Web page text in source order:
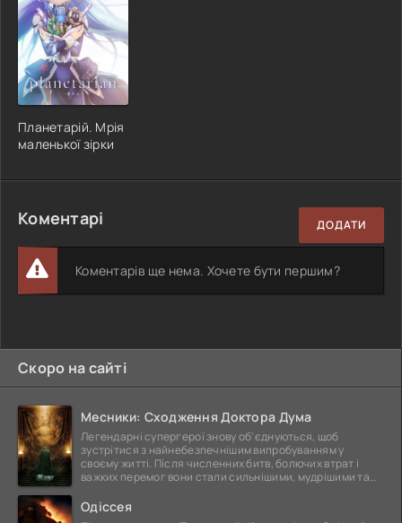
Планетарій. Мрія
маленької зірки
Коментарі ДОДАТИ
Коментарів ще нема. Хочете бути першим?
Скоро на сайті
Месники: Сходження Доктора Дума
Легендарні супергерої знову об'єднуються, щоб
зустрітися з найнебезпечнішим випробуванням у
своєму житті. Після численних битв, болючих втрат і
важких перемог вони стали сильнішими, мудрішими та
Одіссея